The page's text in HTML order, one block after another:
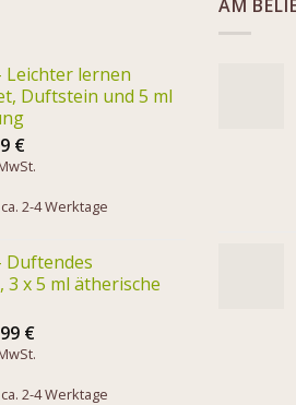
Leichter lernen
Duftstein und 5 ml
€
2-4 Werktage
Duftendes
3 x 5 ml ätherische
€
2-4 Werktage
AM